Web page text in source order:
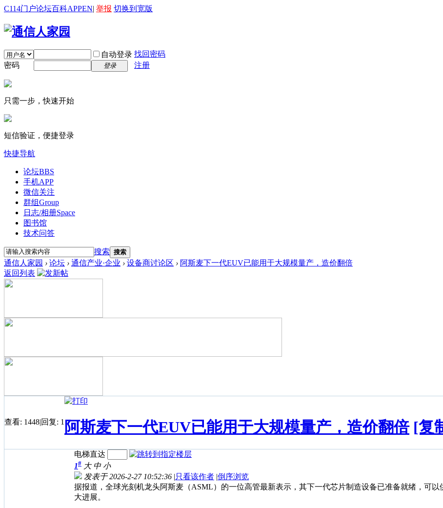
C114门户论坛百科APPEN| 举报 切换到宽版
自动登录 找回密码
密码
登录 注册
只需一步，快速开始
短信验证，便捷登录
快捷导航
论坛BBS
手机APP
微信关注
群组Group
日志/相册Space
图书馆
技术问答
搜索 搜索
通信人家园 › 论坛 › 通信产业·企业 › 设备商讨论区 › 阿斯麦下一代EUV已能用于大规模量产，造价翻倍
返回列表
查看: 1448|回复: 1 阿斯麦下一代EUV已能用于大规模量产，造价翻倍 [复
电梯直达
1# 大 中 小
发表于 2026-2-27 10:52:36 |只看该作者 |倒序浏览
据报道，全球光刻机龙头阿斯麦（ASML）的一位高管最新表示，其下一代芯片制造设备已准备就绪，可
大进展。